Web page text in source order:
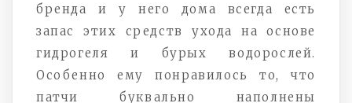
бренда и у него дома всегда есть
запас этих средств ухода на основе
гидрогеля и бурых водорослей.
Особенно ему понравилось то, что
патчи буквально наполнены